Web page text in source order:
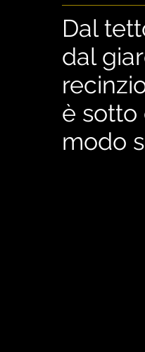
Dal
dal
è sotto
modo